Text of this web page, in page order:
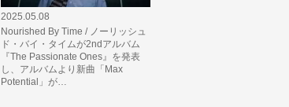
2025.05.08
Nourished By Time / ノーリッシュ
ド・バイ・タイムが2ndアルバム
『The Passionate Ones』を発表
し、アルバムより新曲「Max
Potential」が…